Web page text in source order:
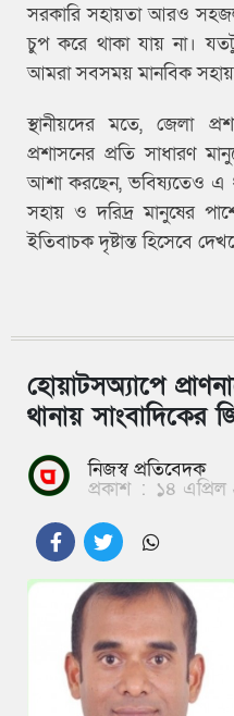
সরকারি সহায়তা আরও
চুপ করে থাকা যায় না।
আমরা সবসময় মানবিক
স্থানীয়দের মতে, জেলা
প্রশাসনের প্রতি সাধারণ
আশা করছেন, ভবিষ্যতেও এ
সহায় ও দরিদ্র মানুষের
ইতিবাচক দৃষ্টান্ত হিসেবে
হোয়াটসঅ্যাপে
থানায় সাংবাদিকের
নিজস্ব প্রতিবেদক
প্রকাশ : ১৪